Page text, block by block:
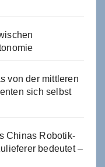
von der mittleren
sich selbst
Chinas Robotik-
bedeutet –